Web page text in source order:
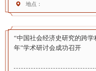
地点：
“中国社会经济史研究的跨
年”学术研讨会成功召开